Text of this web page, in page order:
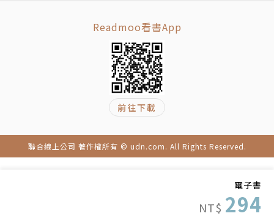
電子書
NT$ 294
意市場的漲跌。』」
在剛開始工作時，他曾經為了幫理專好友捧場而進場投
資，但在選擇標的時，他卻告訴好友：「我不想損失任
何一分錢，一分錢都不行。」
追不上通貨膨脹，扣除費用後，他不但沒有賺到錢，反
而變得更窮。
巴菲特的建議：與其試圖選股，不如買進指數投資！
Readmoo看書App
前往下載
聯合線上公司 著作權所有 © udn.com. All Rights Reserved.